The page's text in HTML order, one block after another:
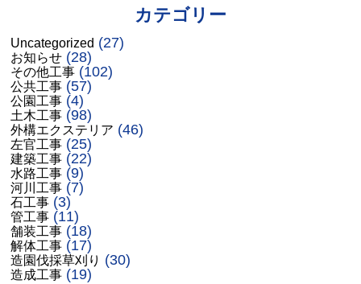
カテゴリー
Uncategorized (27)
お知らせ (28)
その他工事 (102)
公共工事 (57)
公園工事 (4)
土木工事 (98)
外構エクステリア (46)
左官工事 (25)
建築工事 (22)
水路工事 (9)
河川工事 (7)
石工事 (3)
管工事 (11)
舗装工事 (18)
解体工事 (17)
造園伐採草刈り (30)
造成工事 (19)